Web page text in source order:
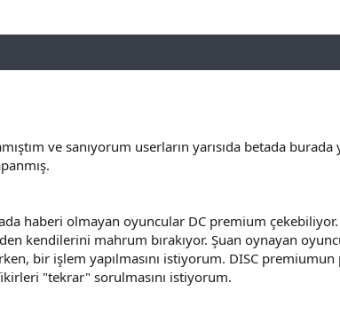
ve sanıyorum userların yarısıda betada
haberi olmayan oyuncular DC premium
kendilerini mahrum bırakıyor. Şuan oynayan
bir işlem yapılmasını istiyorum. DISC
"tekrar" sorulmasını istiyorum.